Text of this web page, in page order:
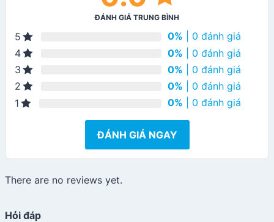
ĐÁNH GIÁ TRUNG BÌNH
5 0% | 0 đánh giá
4
0% | 0 đánh giá
3
0% | 0 đánh giá
2
0% | 0 đánh giá
1
0% | 0 đánh giá
ĐÁNH GIÁ NGAY
There are no reviews yet.
Hỏi đáp